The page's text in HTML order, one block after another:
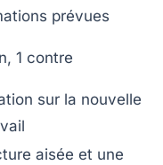
prévues
1 contre
sur la nouvelle
aisée et une